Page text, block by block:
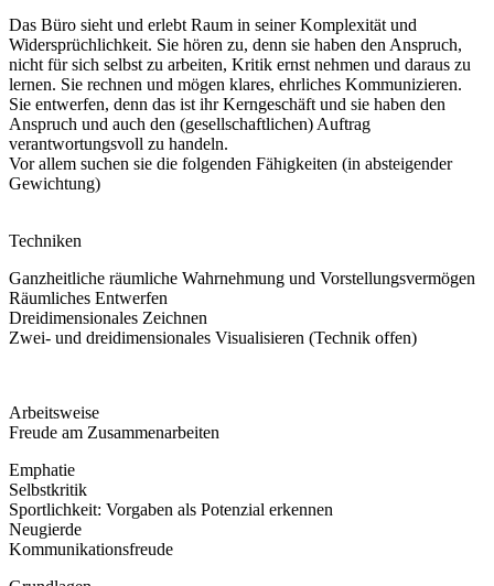
Das Büro sieht und erlebt Raum in seiner Komplexität und
Widersprüchlichkeit. Sie hören zu, denn sie haben den Anspruch,
nicht für sich selbst zu arbeiten, Kritik ernst nehmen und daraus zu
lernen. Sie rechnen und mögen klares, ehrliches Kommunizieren.
Sie entwerfen, denn das ist ihr Kerngeschäft und sie haben den
Anspruch und auch den (gesellschaftlichen) Auftrag
verantwortungsvoll zu handeln.
Vor allem suchen sie die folgenden Fähigkeiten (in absteigender
Gewichtung)
Techniken
Ganzheitliche räumliche Wahrnehmung und Vorstellungsvermögen
Räumliches Entwerfen
Dreidimensionales Zeichnen
Zwei- und dreidimensionales Visualisieren (Technik offen)
Arbeitsweise
Freude am Zusammenarbeiten
Emphatie
Selbstkritik
Sportlichkeit: Vorgaben als Potenzial erkennen
Neugierde
Kommunikationsfreude